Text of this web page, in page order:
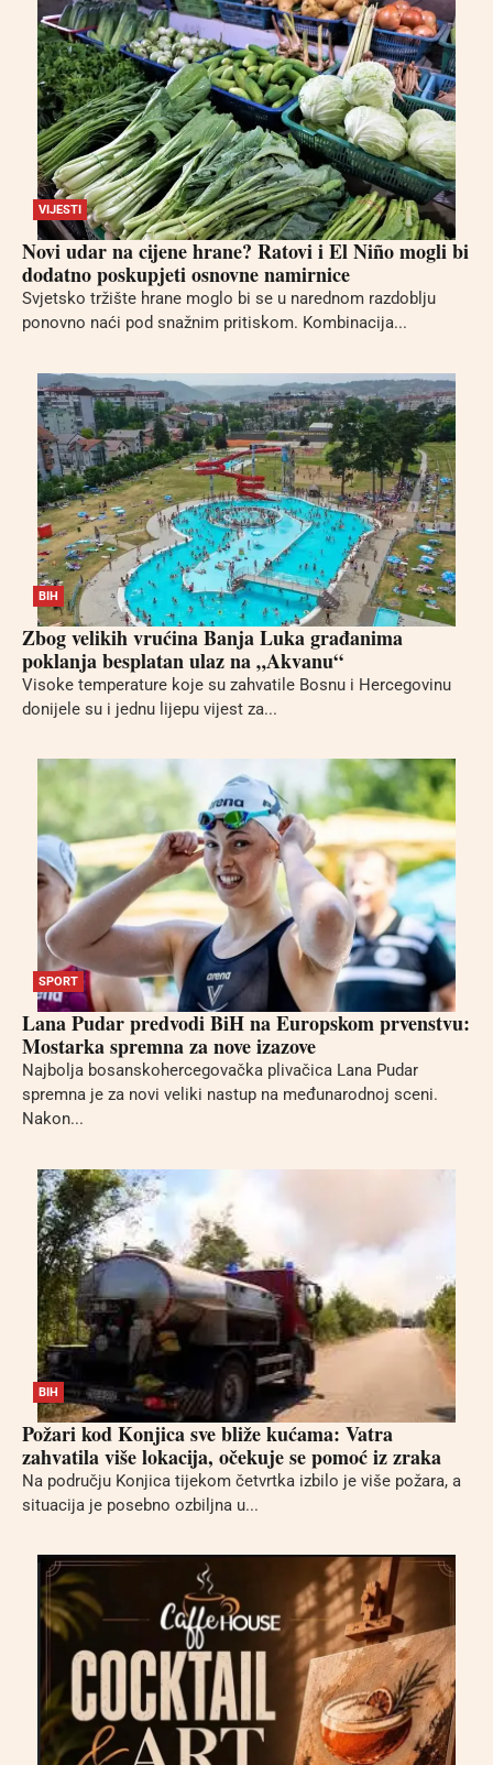
VIJESTI
Novi udar na cijene hrane? Ratovi i El Niño mogli bi
dodatno poskupjeti osnovne namirnice
Svjetsko tržište hrane moglo bi se u narednom razdoblju
ponovno naći pod snažnim pritiskom. Kombinacija...
BIH
Zbog velikih vrućina Banja Luka građanima
poklanja besplatan ulaz na „Akvanu“
Visoke temperature koje su zahvatile Bosnu i Hercegovinu
donijele su i jednu lijepu vijest za...
SPORT
Lana Pudar predvodi BiH na Europskom prvenstvu:
Mostarka spremna za nove izazove
Najbolja bosanskohercegovačka plivačica Lana Pudar
spremna je za novi veliki nastup na međunarodnoj sceni.
Nakon...
BIH
Požari kod Konjica sve bliže kućama: Vatra
zahvatila više lokacija, očekuje se pomoć iz zraka
Na području Konjica tijekom četvrtka izbilo je više požara, a
situacija je posebno ozbiljna u...